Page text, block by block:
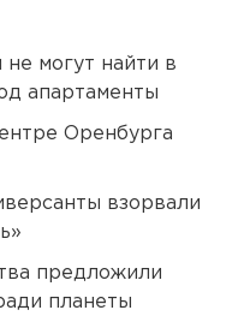
могут найти в
апартаменты
Оренбурга
взорвали
предложили
планеты